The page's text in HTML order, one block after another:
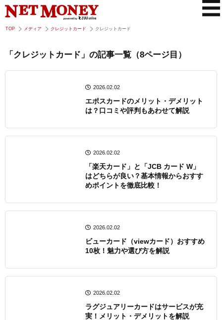
TOP メディア クレジットカード クレジットカード
「クレジットカード」の記事一覧（8ページ目）
2026.02.02
エポスカードのメリット・デメリット
は？口コミや評判もあわせて解説
2026.02.02
「楽天カード」と「JCB カード W」
はどちらが良い？基本情報からおすす
めポイントを徹底比較！
2026.02.02
ビューカード（viewカード）おすすめ
10枚！魅力や選び方を解説
2026.02.02
ラグジュアリーカードはサービスが充
実！メリット・デメリットを解説